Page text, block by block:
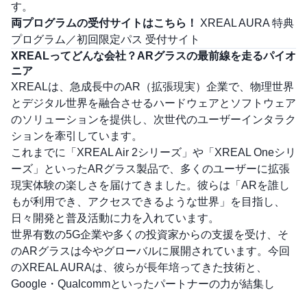
す。
両プログラムの受付サイトはこちら！
XREAL AURA 特典
プログラム／初回限定パス 受付サイト
XREALってどんな会社？ARグラスの最前線を走るパイオ
ニア
XREALは、急成長中のAR（拡張現実）企業で、物理世界
とデジタル世界を融合させるハードウェアとソフトウェア
のソリューションを提供し、次世代のユーザーインタラク
ションを牽引しています。
これまでに「XREAL Air 2シリーズ」や「XREAL Oneシリ
ーズ」といったARグラス製品で、多くのユーザーに拡張
現実体験の楽しさを届けてきました。彼らは「ARを誰し
もが利用でき、アクセスできるような世界」を目指し、
日々開発と普及活動に力を入れています。
世界有数の5G企業や多くの投資家からの支援を受け、そ
のARグラスは今やグローバルに展開されています。今回
のXREAL AURAは、彼らが長年培ってきた技術と、
Google・Qualcommといったパートナーの力が結集し